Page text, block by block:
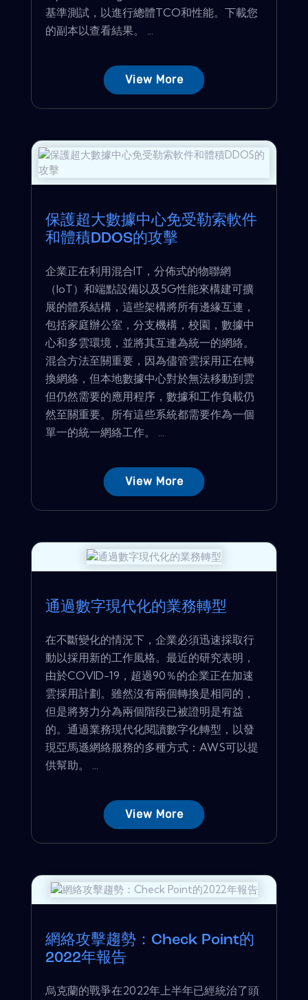
基準測試，以進行總體TCO和性能。下載您
的副本以查看結果。 ...
View More
保護超大數據中心免受勒索軟件
和體積DDOS的攻擊
企業正在利用混合IT，分佈式的物聯網
（IoT）和端點設備以及5G性能來構建可擴
展的體系結構，這些架構將所有邊緣互連，
包括家庭辦公室，分支機構，校園，數據中
心和多雲環境，並將其互連為統一的網絡。
混合方法至關重要，因為儘管雲採用正在轉
換網絡，但本地數據中心對於無法移動到雲
但仍然需要的應用程序，數據和工作負載仍
然至關重要。所有這些系統都需要作為一個
單一的統一網絡工作。 ...
View More
通過數字現代化的業務轉型
在不斷變化的情況下，企業必須迅速採取行
動以採用新的工作風格。最近的研究表明，
由於COVID-19，超過90％的企業正在加速
雲採用計劃。雖然沒有兩個轉換是相同的，
但是將努力分為兩個階段已被證明是有益
的。通過業務現代化閱讀數字化轉型，以發
現亞馬遜網絡服務的多種方式：AWS可以提
供​​幫助。 ...
View More
網絡攻擊趨勢：Check Point的
2022年報告
烏克蘭的戰爭在2022年上半年已經統治了頭